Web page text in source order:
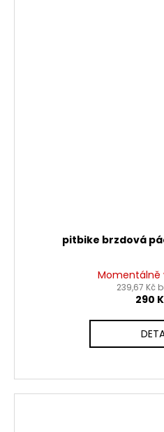
pitbike brzdová
Momentálně
239,67 Kč
290